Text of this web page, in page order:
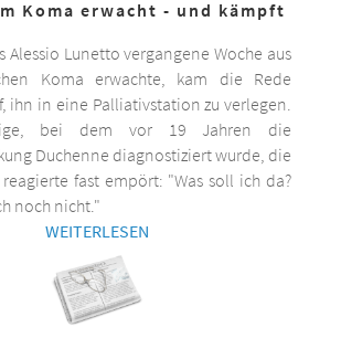
Koma erwacht - und kämpft
Alessio Lunetto vergangene Woche aus
Koma erwachte, kam die Rede
ihn in eine Palliativstation zu verlegen.
bei dem vor 19 Jahren die
Duchenne diagnostiziert wurde, die
fast empört: "Was soll ich da?
noch nicht."
WEITERLESEN